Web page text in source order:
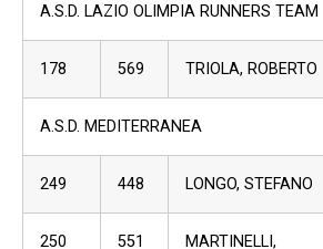
A.S.D. LAZIO OLIMPIA RUNNERS TEAM
178 569 TRIOLA, ROBERTO
A.S.D. MEDITERRANEA
249 448 LONGO, STEFANO
250 551
MARTINELLI,